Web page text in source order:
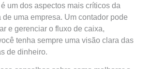
um dos aspectos mais críticos da
uma empresa. Um contador pode
e gerenciar o fluxo de caixa,
tenha sempre uma visão clara das
de dinheiro.